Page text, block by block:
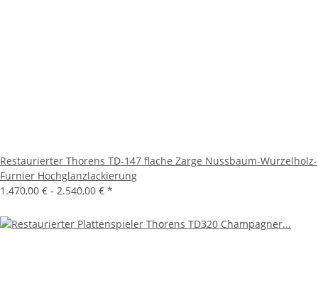
Restaurierter Thorens TD-147 flache Zarge Nussbaum-Wurzelholz-
Furnier Hochglanzlackierung
1.470,00 € - 2.540,00 € *